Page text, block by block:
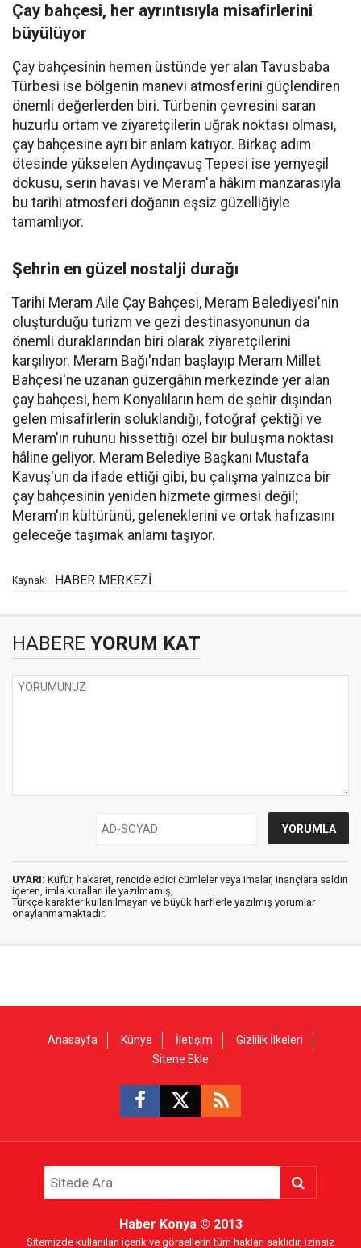
Çay bahçesi, her ayrıntısıyla misafirlerini
büyülüyor
Çay bahçesinin hemen üstünde yer alan Tavusbaba
Türbesi ise bölgenin manevi atmosferini güçlendiren
önemli değerlerden biri. Türbenin çevresini saran
huzurlu ortam ve ziyaretçilerin uğrak noktası olması,
çay bahçesine ayrı bir anlam katıyor. Birkaç adım
ötesinde yükselen Aydınçavuş Tepesi ise yemyeşil
dokusu, serin havası ve Meram'a hâkim manzarasıyla
bu tarihi atmosferi doğanın eşsiz güzelliğiyle
tamamlıyor.
Şehrin en güzel nostalji durağı
Tarihi Meram Aile Çay Bahçesi, Meram Belediyesi'nin
oluşturduğu turizm ve gezi destinasyonunun da
önemli duraklarından biri olarak ziyaretçilerini
karşılıyor. Meram Bağı'ndan başlayıp Meram Millet
Bahçesi'ne uzanan güzergâhın merkezinde yer alan
çay bahçesi, hem Konyalıların hem de şehir dışından
gelen misafirlerin soluklandığı, fotoğraf çektiği ve
Meram'ın ruhunu hissettiği özel bir buluşma noktası
hâline geliyor. Meram Belediye Başkanı Mustafa
Kavuş'un da ifade ettiği gibi, bu çalışma yalnızca bir
çay bahçesinin yeniden hizmete girmesi değil;
Meram'ın kültürünü, geleneklerini ve ortak hafızasını
geleceğe taşımak anlamı taşıyor.
Kaynak: HABER MERKEZİ
HABERE YORUM KAT
UYARI: Küfür, hakaret, rencide edici cümleler veya imalar, inançlara saldırı
içeren, imla kuralları ile yazılmamış,
Türkçe karakter kullanılmayan ve büyük harflerle yazılmış yorumlar
onaylanmamaktadır.
Anasayfa Künye İletişim
Gizlilik İlkeleri
Sitene Ekle
Haber Konya© 2013
Sitemizde kullanılan içerik ve görsellerin tüm hakları saklıdır, izinsiz